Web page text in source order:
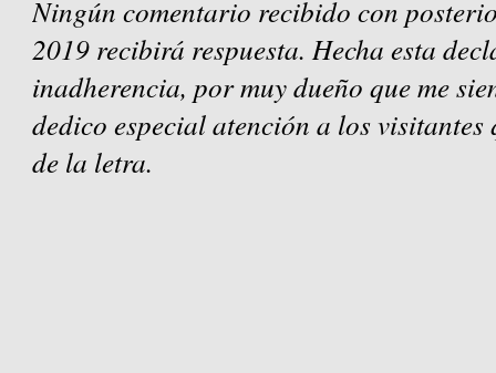
Ningún comentario recibido con
2019 recibirá respuesta. Hecha esta
inadherencia, por muy dueño que me
dedico especial atención a los
de la letra.